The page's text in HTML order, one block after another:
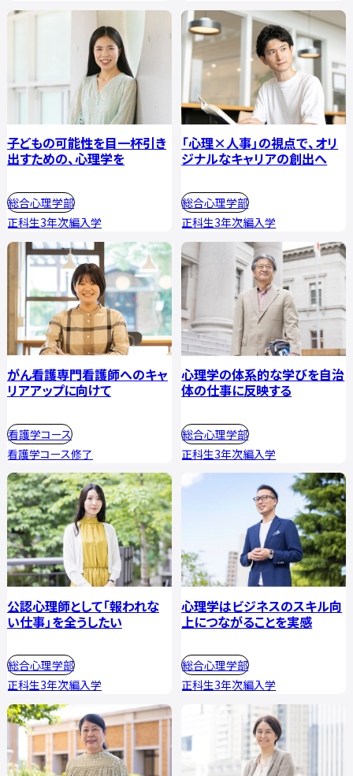
子どもの可能性を目一杯引き
出すための、心理学を
総合心理学部
正科生3年次編入学
「心理×人事」の視点で、オリ
ジナルなキャリアの創出へ
総合心理学部
正科生3年次編入学
がん看護専門看護師へのキャ
リアアップに向けて
看護学コース
看護学コース修了
心理学の体系的な学びを自治
体の仕事に反映する
総合心理学部
正科生3年次編入学
公認心理師として「報われな
い仕事」を全うしたい
総合心理学部
正科生3年次編入学
心理学はビジネスのスキル向
上につながることを実感
総合心理学部
正科生3年次編入学